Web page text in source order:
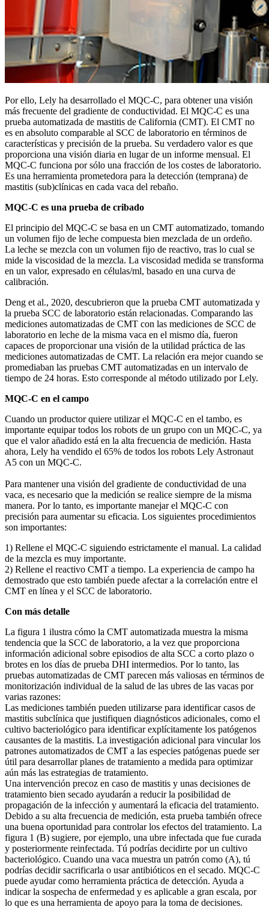
Por ello, Lely ha desarrollado el MQC-C, para obtener una visión
más frecuente del gradiente de conductividad. El MQC-C es una
prueba automatizada de mastitis de California (CMT). El CMT no
es en absoluto comparable al SCC de laboratorio en términos de
características y precisión de la prueba. Su verdadero valor es que
proporciona una visión diaria en lugar de un informe mensual. El
MQC-C funciona por sólo una fracción de los costes de laboratorio.
Es una herramienta prometedora para la detección (temprana) de
mastitis (sub)clínicas en cada vaca del rebaño.
MQC-C es una prueba de cribado
El principio del MQC-C se basa en un CMT automatizado, tomando
un volumen fijo de leche compuesta bien mezclada de un ordeño.
La leche se mezcla con un volumen fijo de reactivo, tras lo cual se
mide la viscosidad de la mezcla. La viscosidad medida se transforma
en un valor, expresado en células/ml, basado en una curva de
calibración.
Deng et al., 2020, descubrieron que la prueba CMT automatizada y
la prueba SCC de laboratorio están relacionadas. Comparando las
mediciones automatizadas de CMT con las mediciones de SCC de
laboratorio en leche de la misma vaca en el mismo día, fueron
capaces de proporcionar una visión de la utilidad práctica de las
mediciones automatizadas de CMT. La relación era mejor cuando se
promediaban las pruebas CMT automatizadas en un intervalo de
tiempo de 24 horas. Esto corresponde al método utilizado por Lely.
MQC-C en el campo
Cuando un productor quiere utilizar el MQC-C en el tambo, es
importante equipar todos los robots de un grupo con un MQC-C, ya
que el valor añadido está en la alta frecuencia de medición. Hasta
ahora, Lely ha vendido el 65% de todos los robots Lely Astronaut
A5 con un MQC-C.
Para mantener una visión del gradiente de conductividad de una
vaca, es necesario que la medición se realice siempre de la misma
manera. Por lo tanto, es importante manejar el MQC-C con
precisión para aumentar su eficacia. Los siguientes procedimientos
son importantes:
1) Rellene el MQC-C siguiendo estrictamente el manual. La calidad
de la mezcla es muy importante.
2) Rellene el reactivo CMT a tiempo. La experiencia de campo ha
demostrado que esto también puede afectar a la correlación entre el
CMT en línea y el SCC de laboratorio.
Con más detalle
La figura 1 ilustra cómo la CMT automatizada muestra la misma
tendencia que la SCC de laboratorio, a la vez que proporciona
información adicional sobre episodios de alta SCC a corto plazo o
brotes en los días de prueba DHI intermedios. Por lo tanto, las
pruebas automatizadas de CMT parecen más valiosas en términos de
monitorización individual de la salud de las ubres de las vacas por
varias razones:
Las mediciones también pueden utilizarse para identificar casos de
mastitis subclínica que justifiquen diagnósticos adicionales, como el
cultivo bacteriológico para identificar explícitamente los patógenos
causantes de la mastitis. La investigación adicional para vincular los
patrones automatizados de CMT a las especies patógenas puede ser
útil para desarrollar planes de tratamiento a medida para optimizar
aún más las estrategias de tratamiento.
Una intervención precoz en caso de mastitis y unas decisiones de
tratamiento bien secado ayudarán a reducir la posibilidad de
propagación de la infección y aumentará la eficacia del tratamiento.
Debido a su alta frecuencia de medición, esta prueba también ofrece
una buena oportunidad para controlar los efectos del tratamiento. La
figura 1 (B) sugiere, por ejemplo, una ubre infectada que fue curada
y posteriormente reinfectada. Tú podrías decidirte por un cultivo
bacteriológico. Cuando una vaca muestra un patrón como (A), tú
podrías decidir sacrificarla o usar antibióticos en el secado. MQC-C
puede ayudar como herramienta práctica de detección. Ayuda a
indicar la sospecha de enfermedad y es aplicable a gran escala, por
lo que es una herramienta de apoyo para la toma de decisiones.